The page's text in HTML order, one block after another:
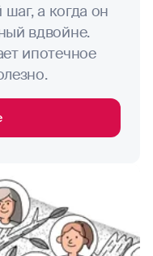
а когда он
вдвойне.
ипотечное